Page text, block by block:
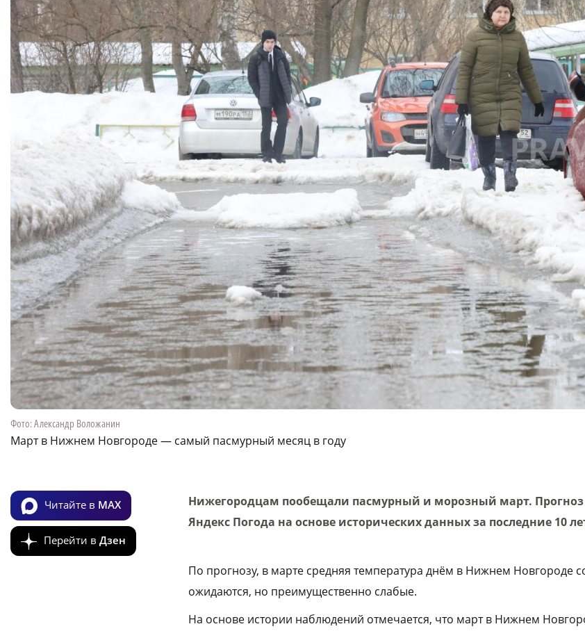
Фото: Александр Воложанин
Март в Нижнем Новгороде — самый пасмурный месяц в году
Читайте в MAX
Перейти в Дзен
Нижегородцам пообещали пасмурный и морозный март. Прогноз
Яндекс Погода на основе исторических данных за последние 10
По прогнозу, в марте средняя температура днём в Нижнем Новгороде
ожидаются, но преимущественно слабые.
На основе истории наблюдений отмечается, что март в Нижнем